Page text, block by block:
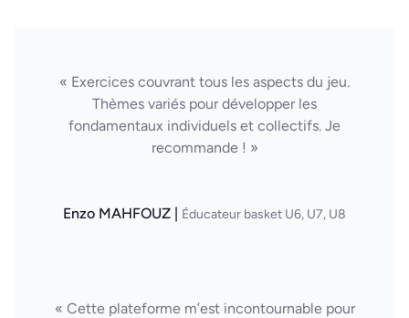
« Exercices couvrant tous les aspects du jeu.
Thèmes variés pour développer les
fondamentaux individuels et collectifs. Je
recommande ! »
Enzo MAHFOUZ | Éducateur basket U6, U7, U8
« Cette plateforme m’est incontournable pour